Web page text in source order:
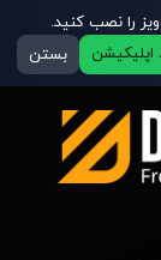
را نصب کنید.
اپلیکیشن
بستن